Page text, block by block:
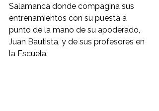
Salamanca donde compagina sus
entrenamientos con su puesta a
punto de la mano de su apoderado,
Juan Bautista, y de sus profesores en
la Escuela.